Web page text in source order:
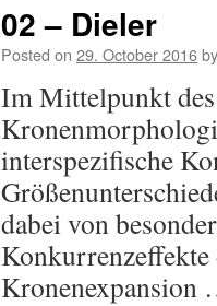
02 – Dieler
Posted on 29. October 2016by
Im Mittelpunkt des
interspezifische
dabei von